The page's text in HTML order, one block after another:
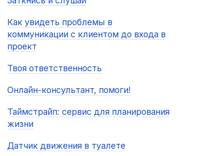
Как увидеть проблемы в
коммуникации с клиентом до входа в
проект
Твоя ответственность
Онлайн-консультант, помоги!
Таймстрайп: сервис для планирования
жизни
Датчик движения в туалете